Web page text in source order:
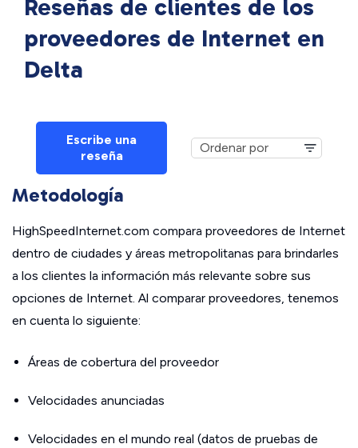
Reseñas de clientes de los
proveedores de Internet en
Delta
Escribe una
reseña
Metodología
HighSpeedInternet.com compara proveedores de Internet
dentro de ciudades y áreas metropolitanas para brindarles
a los clientes la información más relevante sobre sus
opciones de Internet. Al comparar proveedores, tenemos
en cuenta lo siguiente:
Áreas de cobertura del proveedor
Velocidades anunciadas
Velocidades en el mundo real (datos de pruebas de